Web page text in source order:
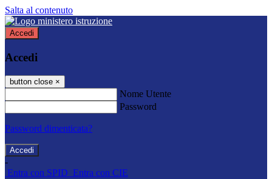
Salta al contenuto
Accedi
Accedi
button close ×
Nome Utente
Password
Password dimenticata?
-
Entra con SPID Entra con CIE